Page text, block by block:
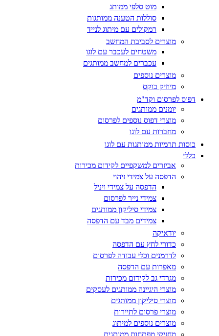
מוט סלפי ממותג
סוללות הטענה ממותגות
רמקולים עם מיתוג לנייד
מוצרים לסביבת המחשב
משטחים לעכבר עם לוגו
עכברים למחשב ממותגים
מוצרים נוספים
מיוזיק בוקס
דפוס לפרסום וקד"מ
יומנים ממותגים
מוצרי דפוס נוספים לפרסום
מחברות עם לוגו
כוסות תרמיות ממותגות עם לוגו
כללי
אביזרים למשקפיים לקידום מכירות
הדפסה על צמידי זיהוי
הדפסה על צמידי ויניל
צמידי נייר לפרסום
צמידי סיליקון ממותגים
צמידים מבד עם הדפסה
יודאיקה
כדורי לחץ עם הדפסה
לדרמנים וכלי עבודה לפרסום
מאפרות עם הדפסה
מגרדי גב לקידום מכירות
מוצרי היגיינה ממותגים לעסקים
מוצרי סיליקון ממותגים
מוצרי פרסום לתיירות
מוצרים נוספים למיתוג